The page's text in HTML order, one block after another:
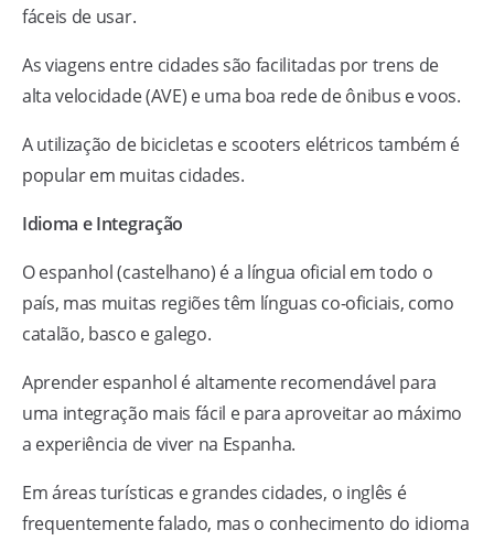
fáceis de usar.
As viagens entre cidades são facilitadas por trens de
alta velocidade (AVE) e uma boa rede de ônibus e voos.
A utilização de bicicletas e scooters elétricos também é
popular em muitas cidades.
Idioma e Integração
O espanhol (castelhano) é a língua oficial em todo o
país, mas muitas regiões têm línguas co-oficiais, como
catalão, basco e galego.
Aprender espanhol é altamente recomendável para
uma integração mais fácil e para aproveitar ao máximo
a experiência de viver na Espanha.
Em áreas turísticas e grandes cidades, o inglês é
frequentemente falado, mas o conhecimento do idioma